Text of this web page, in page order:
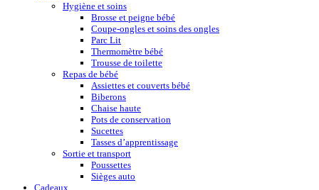
Hygiène et soins
Brosse et peigne bébé
Coupe-ongles et soins des ongles
Parc Lit
Thermomètre bébé
Trousse de toilette
Repas de bébé
Assiettes et couverts bébé
Biberons
Chaise haute
Pots de conservation
Sucettes
Tasses d’apprentissage
Sortie et transport
Poussettes
Sièges auto
Cadeaux